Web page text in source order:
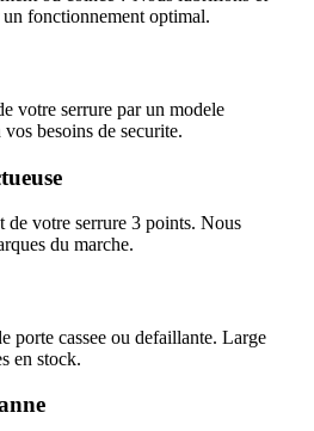
fonctionnement optimal.
votre serrure par un modele
besoins de securite.
de votre serrure 3 points. Nous
du marche.
porte cassee ou defaillante. Large
en stock.